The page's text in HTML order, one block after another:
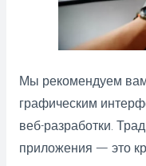
Мы рекомендуем
графическим
веб-разработки.
приложения — это